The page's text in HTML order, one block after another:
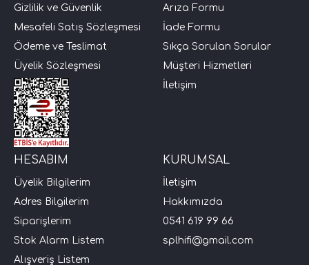
Performans)
Gizlilik ve Güvenlik
Mesafeli Satış Sözleşmesi
Ödeme ve Teslimat
Üyelik Sözleşmesi
Arıza Formu
İade Formu
Sıkça Sorulan Sorular
Müşteri Hizmetleri
İletişim
HESABIM
Üyelik Bilgilerim
Adres Bilgilerim
Siparişlerim
Stok Alarm Listem
Alışveriş Listem
KURUMSAL
İletişim
Hakkımızda
0541 619 99 66
splhifi@gmail.com